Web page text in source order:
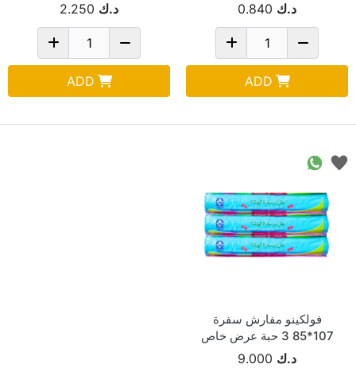
د.ك 0.840
ADD
د.ك 2.250
ADD
فولكينو مفارش سفرة
107*85 3 حبة عرض خاص
د.ك 9.000